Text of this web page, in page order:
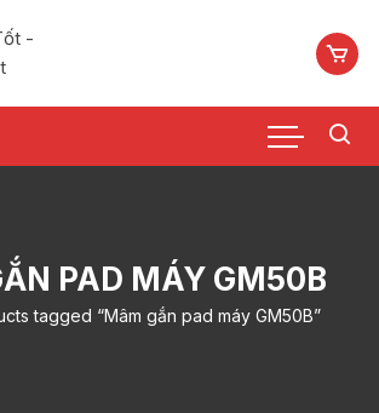
PAD MÁY GM50B
tagged “Mâm gắn pad máy GM50B”